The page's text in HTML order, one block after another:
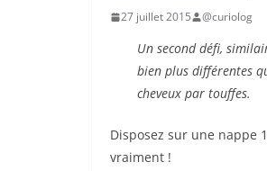
27 juillet 2015 @curiolog
Un second défi,
bien plus différentes
cheveux par touffes.
Disposez sur une nappe
vraiment !